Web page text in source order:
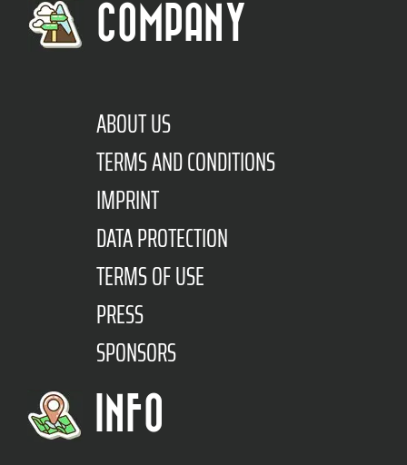
COMPANY
ABOUT US
TERMS AND CONDITIONS
IMPRINT
DATA PROTECTION
TERMS OF USE
PRESS
SPONSORS
INFO